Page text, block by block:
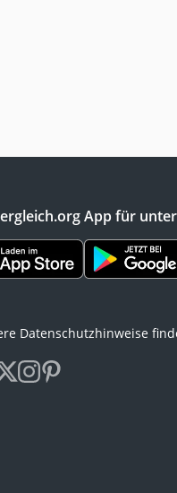
App für
Datenschutzhinweise
instagram
pinterest